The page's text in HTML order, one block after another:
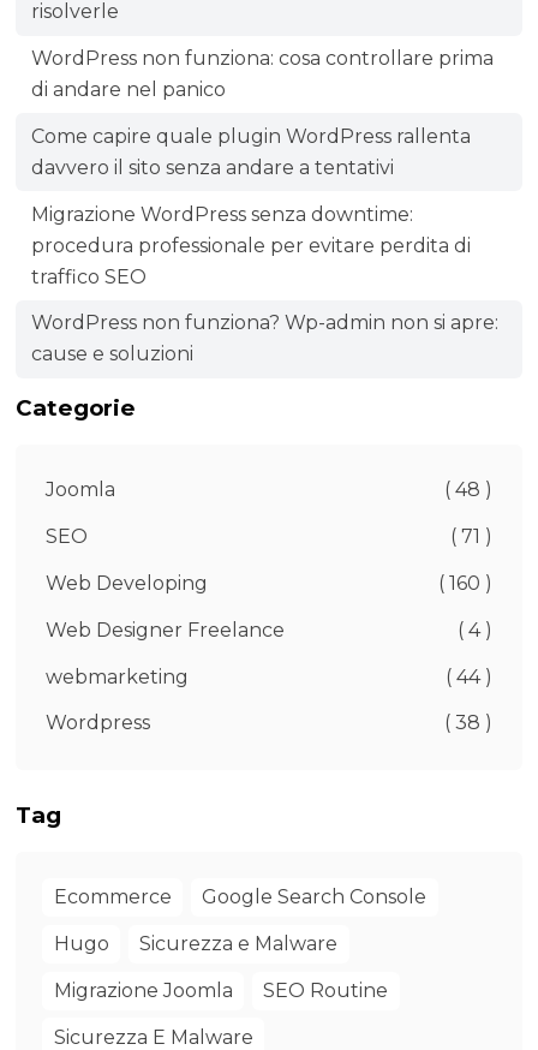
risolverle
WordPress non funziona: cosa controllare prima
di andare nel panico
Come capire quale plugin WordPress rallenta
davvero il sito senza andare a tentativi
Migrazione WordPress senza downtime:
procedura professionale per evitare perdita di
traffico SEO
WordPress non funziona? Wp-admin non si apre:
cause e soluzioni
Categorie
Joomla ( 48 )
SEO ( 71 )
Web Developing ( 160 )
Web Designer Freelance ( 4 )
webmarketing ( 44 )
Wordpress ( 38 )
Tag
Ecommerce Google Search Console
Hugo Sicurezza e Malware
Migrazione Joomla SEO Routine
Sicurezza E Malware